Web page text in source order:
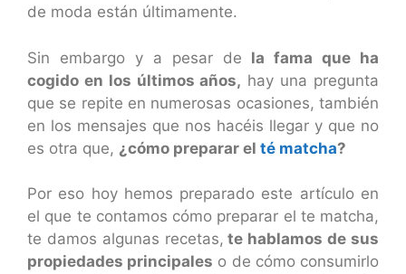
de moda están últimamente.
Sin embargo y a pesar de la fama que ha
cogido en los últimos años, hay una pregunta
que se repite en numerosas ocasiones, también
en los mensajes que nos hacéis llegar y que no
es otra que, ¿cómo preparar el té matcha?
Por eso hoy hemos preparado este artículo en
el que te contamos cómo preparar el te matcha,
te damos algunas recetas, te hablamos de sus
propiedades principales o de cómo consumirlo